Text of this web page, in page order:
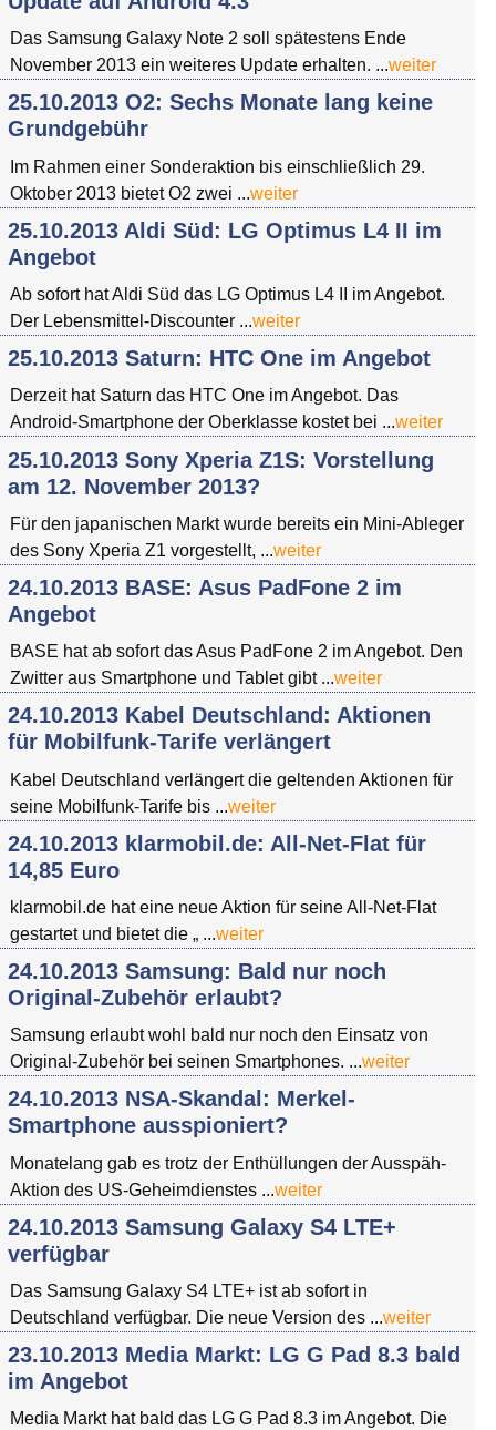
Das Samsung Galaxy Note 2 soll spätestens Ende
November 2013 ein weiteres Update erhalten. ...weiter
25.10.2013 O2: Sechs Monate lang keine
Grundgebühr
Im Rahmen einer Sonderaktion bis einschließlich 29.
Oktober 2013 bietet O2 zwei ...weiter
25.10.2013 Aldi Süd: LG Optimus L4 II im
Angebot
Ab sofort hat Aldi Süd das LG Optimus L4 II im Angebot.
Der Lebensmittel-Discounter ...weiter
25.10.2013 Saturn: HTC One im Angebot
Derzeit hat Saturn das HTC One im Angebot. Das
Android-Smartphone der Oberklasse kostet bei ...weiter
25.10.2013 Sony Xperia Z1S: Vorstellung
am 12. November 2013?
Für den japanischen Markt wurde bereits ein Mini-Ableger
des Sony Xperia Z1 vorgestellt, ...weiter
24.10.2013 BASE: Asus PadFone 2 im
Angebot
BASE hat ab sofort das Asus PadFone 2 im Angebot. Den
Zwitter aus Smartphone und Tablet gibt ...weiter
24.10.2013 Kabel Deutschland: Aktionen
für Mobilfunk-Tarife verlängert
Kabel Deutschland verlängert die geltenden Aktionen für
seine Mobilfunk-Tarife bis ...weiter
24.10.2013 klarmobil.de: All-Net-Flat für
14,85 Euro
klarmobil.de hat eine neue Aktion für seine All-Net-Flat
gestartet und bietet die „ ...weiter
24.10.2013 Samsung: Bald nur noch
Original-Zubehör erlaubt?
Samsung erlaubt wohl bald nur noch den Einsatz von
Original-Zubehör bei seinen Smartphones. ...weiter
24.10.2013 NSA-Skandal: Merkel-
Smartphone ausspioniert?
Monatelang gab es trotz der Enthüllungen der Ausspäh-
Aktion des US-Geheimdienstes ...weiter
24.10.2013 Samsung Galaxy S4 LTE+
verfügbar
Das Samsung Galaxy S4 LTE+ ist ab sofort in
Deutschland verfügbar. Die neue Version des ...weiter
23.10.2013 Media Markt: LG G Pad 8.3 bald
im Angebot
Media Markt hat bald das LG G Pad 8.3 im Angebot. Die